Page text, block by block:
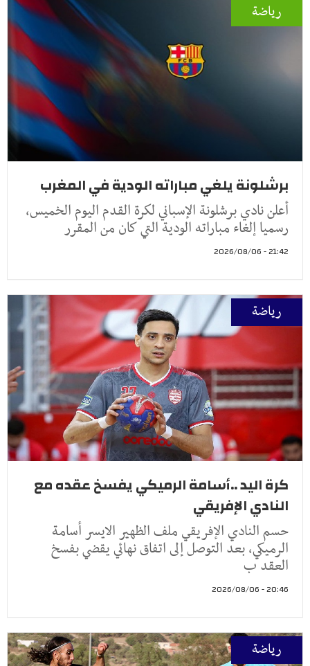
رياضة
برشلونة يلغي مباراته الودية في المغرب
أعلن نادي برشلونة الإسباني لكرة القدم اليوم الخميس،
رسميا إلغاء مباراته الودية التي كان من المقرر
21:42 - 2026/08/06
رياضة
كرة اليد ..أسامة الرميكي يفسخ عقده مع
النادي الإفريقي
حسم النادي الإفريقي ملف الظهير الايسر أسامة
الرميكي، بعد التوصل إلى اتفاق نهائي يقضي بفسخ
العقد ب
20:46 - 2026/08/06
رياضة